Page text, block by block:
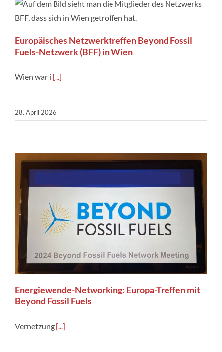
Europäisches Netzwerktreffen Beyond Fossil
Fuels-Netzwerk (BFF) in Wien
Wien war i [...]
28. April 2026
Energiewende-Networking: Europa-Treffen mit
Beyond Fossil Fuels
Vernetzung [...]